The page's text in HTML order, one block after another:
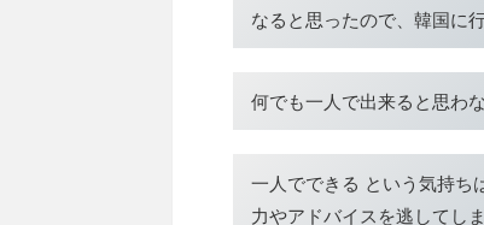
なると思ったので、韓国に
何でも一人で出来ると思わ
一人でできる という気持ち
力やアドバイスを逃してし